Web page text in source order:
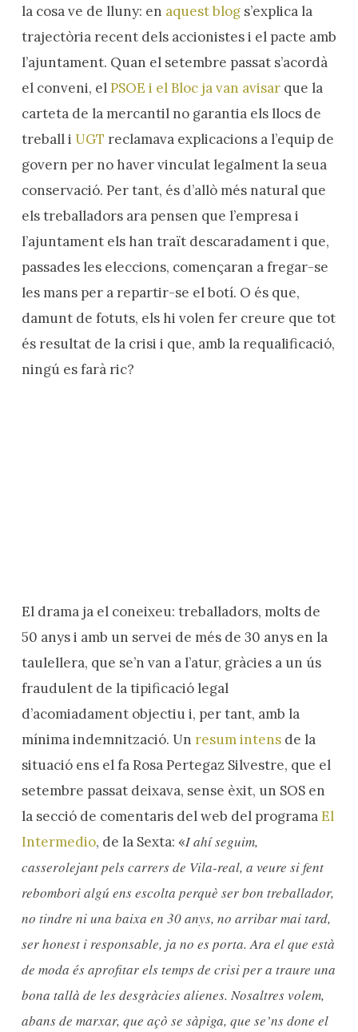
la cosa ve de lluny: en aquest blogs’explica la
trajectòria recent dels accionistes i el pacte amb
l’ajuntament. Quan el setembre passat s’acordà
el conveni, elPSOE i el Bloc ja van avisarque la
carteta de la mercantil no garantia els llocs de
treball i UGT reclamava explicacions a l’equip de
govern per no haver vinculat legalment la seua
conservació. Per tant, és d’allò més natural que
els treballadors ara pensen que l’empresa i
l’ajuntament els han traït descaradament i que,
passades les eleccions, començaran a fregar-se
les mans per a repartir-se el botí. O és que,
damunt de fotuts, els hi volen fer creure que tot
és resultat de la crisi i que, amb la requalificació,
ningú es farà ric?
El drama ja el coneixeu: treballadors, molts de
50 anys i amb un servei de més de 30 anys en la
taulellera, que se’n van a l’atur, gràcies a un ús
fraudulent de la tipificació legal
d’acomiadament objectiu i, per tant, amb la
mínima indemnització. Un resum intensde la
situació ens el fa Rosa Pertegaz Silvestre, que el
setembre passat deixava, sense èxit, un SOS en
la secció de comentaris del web del programaEl
Intermedio, de la Sexta: «I ahí seguim,
casserolejant pels carrers de Vila-real, a veure si fent
rebombori algú ens escolta perquè ser bon treballador,
no tindre ni una baixa en 30 anys, no arribar mai tard,
ser honest i responsable, ja no es porta. Ara el que està
de moda és aprofitar els temps de crisi per a traure una
bona tallà de les desgràcies alienes. Nosaltres volem,
abans de marxar, que açò se sàpiga, que se’ns done el